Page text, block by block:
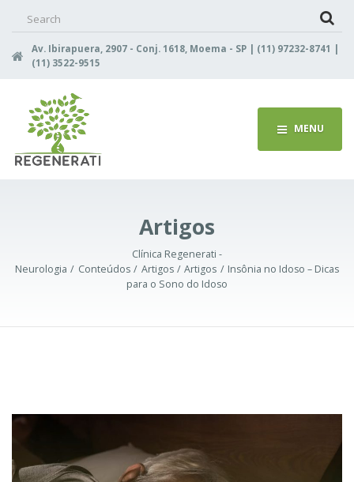
Av. Ibirapuera, 2907 - Conj. 1618, Moema - SP | (11) 97232-8741 |
(11) 3522-9515
MENU
Artigos
Clínica Regenerati -
Neurologia
Conteúdos Artigos Artigos
Insônia no Idoso – Dicas
para o Sono do Idoso